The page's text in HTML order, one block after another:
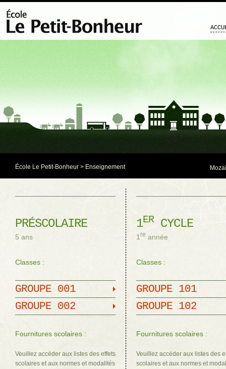
École Le Petit-Bonheur > Enseignement
PRÉSCOLAIRE
5 ans
Classes :
GROUPE 001
GROUPE 002
Fournitures scolaires :
Veuillez accéder aux listes des effets
scolaires et aux normes et modalités
1ERCYCLE
1 re année
Classes :
GROUPE 101
GROUPE 102
Fournitures scolaires :
Veuillez accéder aux listes des
scolaires et aux normes et